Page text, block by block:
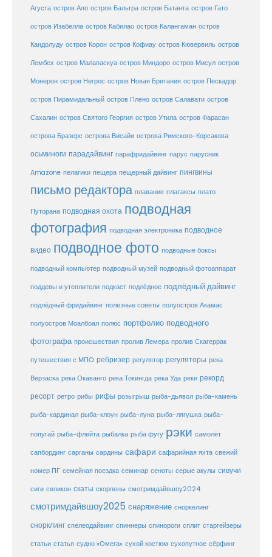
Агуста остров Апо остров Бальтра остров Батанта остров Гато
остров Изабелла остров Кабилао остров Калангаман остров
Кандолуду остров Корон остров Кофиау остров Кювервиль остров
Лембех остров Малапаскуа остров Миндоро остров Мисул остров
Монерон остров Негрос остров Новая Британия остров Пескадор
остров Пирамидальный остров Плено остров Салавати остров
Сахалин остров Святого Георгия остров Утила остров Фарасан
острова Бразерс острова Висайи острова Римского-Корсакова
осьминоги парадайвинг парафридайвинг парус парусник
Amazone пелагики пещера пещерный дайвинг пингвины
письмо редактора плавание платаксы плато
Путорана подводная охота подводная
фотография подводная электроника подводное
видео подводное фото подводные боксы
подводный компьютер подводный музей подводный фотоаппарат
поддевы и утеплители подкаст подлёдное подлёдный дайвинг
подлёдный фридайвинг полезные советы полуостров Акамас
полуостров Моалбоал полюс портфолио подводного
фотографа происшествия пролив Лемера пролив Скагеррак
путешествия с МПО ребризер регулятор регуляторы река
Верзаска река Окаванго река Токингда река Уда реки рекорд
ресорт ретро рибы рифы розыгрыш рыба-дьявол рыба-камень
рыба-кардинал рыба-клоун рыба-луна рыба-лягушка рыба-
попугай рыба-флейта рыбалка рыба фугу рэки самолёт
сапбординг сарганы сардины сафари сафарийная яхта свежий
номер ПГ семейная поездка семинар сеноты серые акулы сивучи
сиги силикон скаты скорпены смотримдайвшоу2024
смотримдайвшоу2025 снаряжение сноркелинг
снорклинг спелеодайвинг спиннеры спинороги сплит старгейзеры
статьи статья судно «Омега» сухой костюм сухопутное сёрфинг